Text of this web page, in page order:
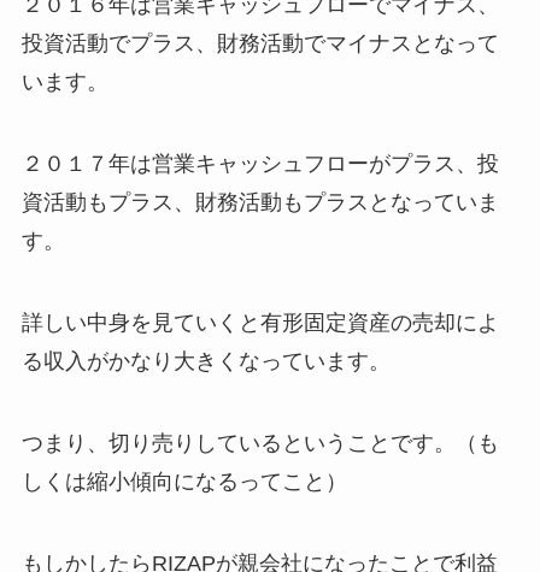
２０１６年は営業キャッシュフローでマイナス、
投資活動でプラス、財務活動でマイナスとなって
います。
２０１７年は営業キャッシュフローがプラス、投
資活動もプラス、財務活動もプラスとなっていま
す。
詳しい中身を見ていくと有形固定資産の売却によ
る収入がかなり大きくなっています。
つまり、切り売りしているということです。（も
しくは縮小傾向になるってこと）
もしかしたらRIZAPが親会社になったことで利益